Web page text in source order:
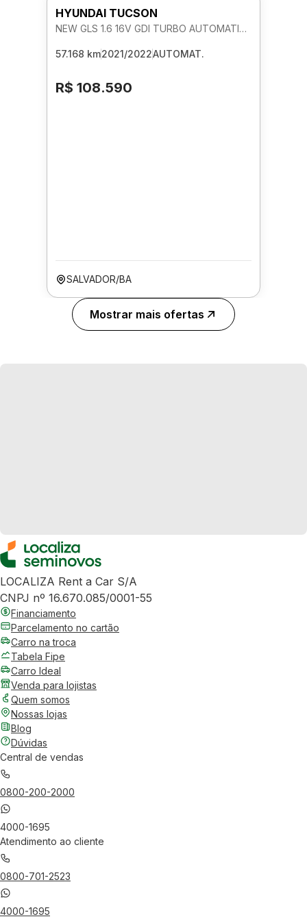
HYUNDAI TUCSON
NEW GLS 1.6 16V GDI TURBO AUTOMATICO
57.168 km2021/2022AUTOMAT.
R$ 108.590
SALVADOR/BA
Mostrar mais ofertas
LOCALIZA Rent a Car S/A
CNPJ nº 16.670.085/0001-55
Financiamento
Parcelamento no cartão
Carro na troca
Tabela Fipe
Carro Ideal
Venda para lojistas
Quem somos
Nossas lojas
Blog
Dúvidas
Central de vendas
0800-200-2000
4000-1695
Atendimento ao cliente
0800-701-2523
4000-1695